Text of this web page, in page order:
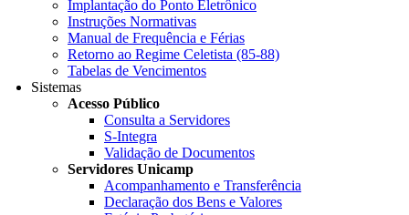
Implantação do Ponto Eletrônico
Instruções Normativas
Manual de Frequência e Férias
Retorno ao Regime Celetista (85-88)
Tabelas de Vencimentos
Sistemas
Acesso Público
Consulta a Servidores
S-Integra
Validação de Documentos
Servidores Unicamp
Acompanhamento e Transferência
Declaração dos Bens e Valores